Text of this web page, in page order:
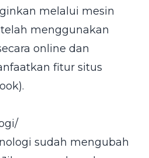
melalui mesin
menggunakan
online dan
fitur situs
sudah mengubah